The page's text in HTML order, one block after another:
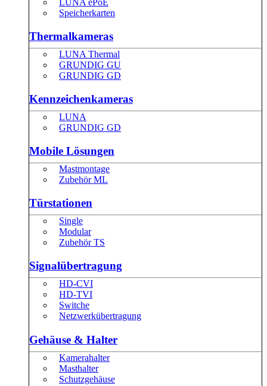
Speicherkarten
Thermalkameras
LUNA Thermal
GRUNDIG GU
GRUNDIG GD
Kennzeichenkameras
LUNA
GRUNDIG GD
Mobile Lösungen
Mastmontage
Zubehör ML
Türstationen
Single
Modular
Zubehör TS
Signalübertragung
HD-CVI
HD-TVI
Switche
Netzwerkübertragung
Gehäuse & Halter
Kamerahalter
Masthalter
Schutzgehäuse